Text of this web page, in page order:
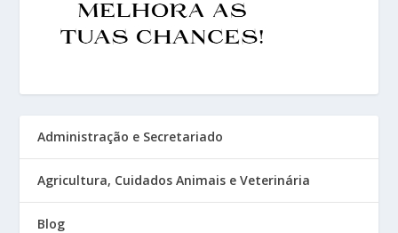
Administração e Secretariado
Agricultura, Cuidados Animais e Veterinária
Blog